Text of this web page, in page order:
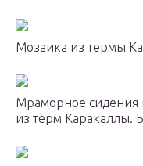
Мозаика из термы
Мраморное сидения
из терм Каракаллы.